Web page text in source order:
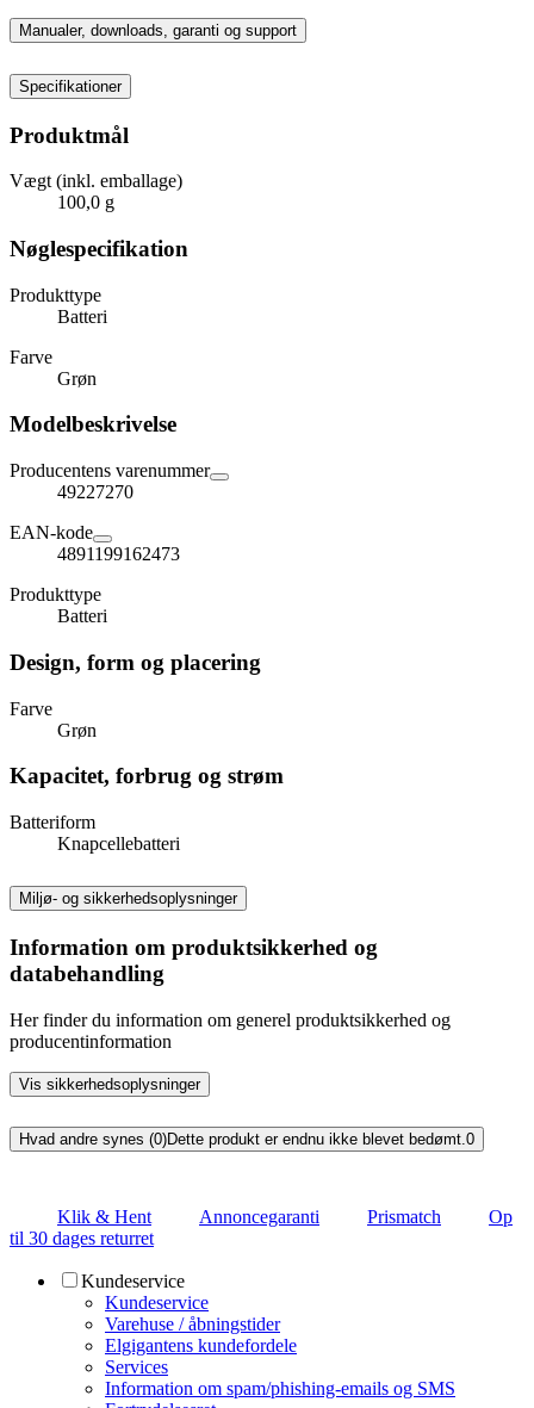
Manualer, downloads, garanti og support
Specifikationer
Produktmål
Vægt (inkl. emballage)
100,0 g
Nøglespecifikation
Produkttype
Batteri
Farve
Grøn
Modelbeskrivelse
Producentens varenummer
49227270
EAN-kode
4891199162473
Produkttype
Batteri
Design, form og placering
Farve
Grøn
Kapacitet, forbrug og strøm
Batteriform
Knapcellebatteri
Miljø- og sikkerhedsoplysninger
Information om produktsikkerhed og
databehandling
Her finder du information om generel produktsikkerhed og
producentinformation
Vis sikkerhedsoplysninger
Hvad andre synes (0)Dette produkt er endnu ikke blevet bedømt.0
Klik & Hent Annoncegaranti Prismatch
Op
til 30 dages returret
Kundeservice
Kundeservice
Varehuse / åbningstider
Elgigantens kundefordele
Services
Information om spam/phishing-emails og SMS